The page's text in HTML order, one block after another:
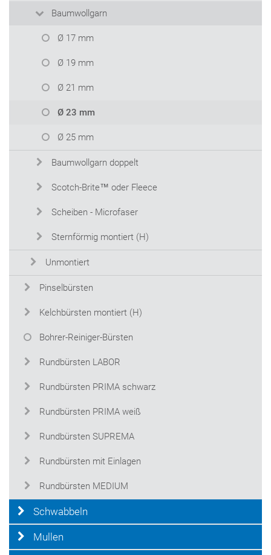
Baumwollgarn
Ø 17 mm
Ø 19 mm
Ø 21 mm
Ø 23 mm
Ø 25 mm
Baumwollgarn doppelt
Scotch-Brite™ oder Fleece
Scheiben - Microfaser
Sternförmig montiert (H)
Unmontiert
Pinselbürsten
Kelchbürsten montiert (H)
Bohrer-Reiniger-Bürsten
Rundbürsten LABOR
Rundbürsten PRIMA schwarz
Rundbürsten PRIMA weiß
Rundbürsten SUPREMA
Rundbürsten mit Einlagen
Rundbürsten MEDIUM
Schwabbeln
Mullen